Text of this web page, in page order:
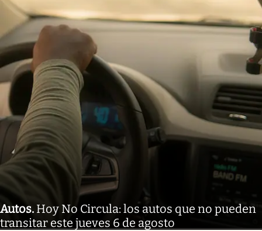
Autos. Hoy No Circula: los autos que no pueden
transitar este jueves 6 de agosto